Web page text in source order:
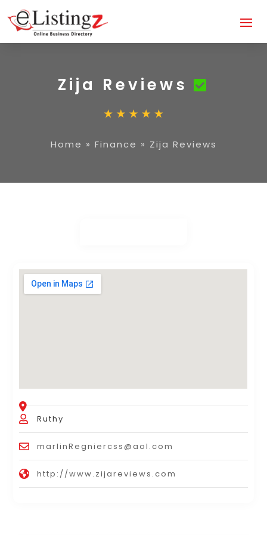
Zija Reviews
Home » Finance » Zija Reviews
Ruthy
marlinRegniercss@aol.com
http://www.zijareviews.com